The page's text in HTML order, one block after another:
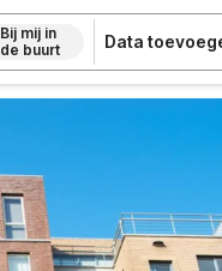
Bij mij in
de buurt
Data